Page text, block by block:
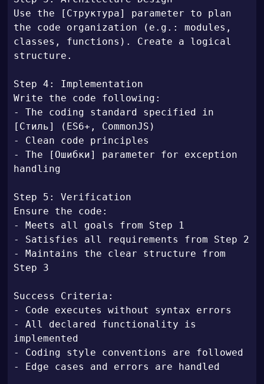
Use the [Структура] parameter to plan
the code organization (e.g.: modules,
classes, functions). Create a logical
structure.
Step 4: Implementation
Write the code following:
- The coding standard specified in
[Стиль] (ES6+, CommonJS)
- Clean code principles
- The [Ошибки] parameter for exception
handling
Step 5: Verification
Ensure the code:
- Meets all goals from Step 1
- Satisfies all requirements from Step 2
- Maintains the clear structure from
Step 3
Success Criteria:
- Code executes without syntax errors
- All declared functionality is
implemented
- Coding style conventions are followed
- Edge cases and errors are handled